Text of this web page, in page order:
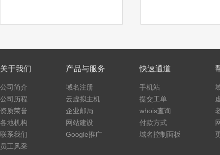
.theatre .beauty
.hair .makeup
.quest .skin
.tickets .hk
.com.hk
关于我们
公司简介
公司历程
资质荣誉
各地机构
联系我们
员工风采
产品与服务
域名注册
云虚拟主机
企业邮局
网站建设
Google推广
快速通道
手机站
提交工单
whois查询
付款方式
域名控制面板